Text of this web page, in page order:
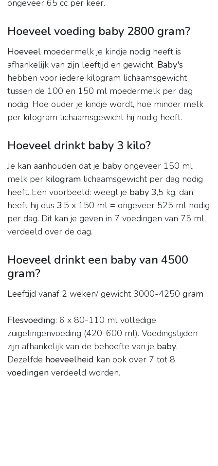
ongeveer 65 cc per keer.
Hoeveel voeding baby 2800 gram?
Hoeveel moedermelk je kindje nodig heeft is
afhankelijk van zijn leeftijd en gewicht. Baby's
hebben voor iedere kilogram lichaamsgewicht
tussen de 100 en 150 ml moedermelk per dag
nodig. Hoe ouder je kindje wordt, hoe minder melk
per kilogram lichaamsgewicht hij nodig heeft.
Hoeveel drinkt baby 3 kilo?
Je kan aanhouden dat je baby ongeveer 150 ml
melk per kilogram lichaamsgewicht per dag nodig
heeft. Een voorbeeld: weegt je baby 3,5 kg, dan
heeft hij dus 3,5 x 150 ml = ongeveer 525 ml nodig
per dag. Dit kan je geven in 7 voedingen van 75 ml,
verdeeld over de dag.
Hoeveel drinkt een baby van 4500
gram?
Leeftijd vanaf 2 weken/ gewicht 3000-4250 gram
Flesvoeding: 6 x 80-110 ml volledige
zuigelingenvoeding (420-600 ml). Voedingstijden
zijn afhankelijk van de behoefte van je baby.
Dezelfde hoeveelheid kan ook over 7 tot 8
voedingen verdeeld worden.